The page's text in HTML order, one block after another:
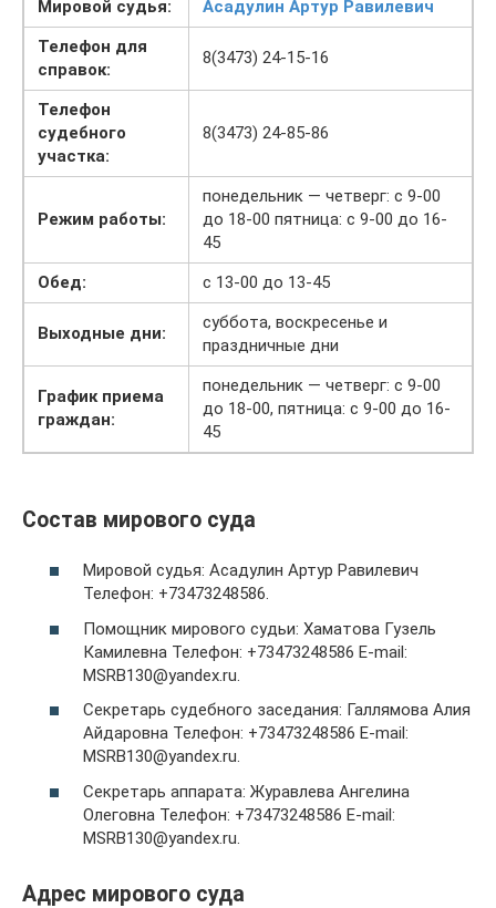
Мировой судья:
Асадулин Артур Равилевич
Телефон для
справок:
8(3473) 24-15-16
Телефон
судебного
участка:
8(3473) 24-85-86
Режим работы:
понедельник — четверг: с 9-00
до 18-00 пятница: с 9-00 до 16-
45
Обед:
с 13-00 до 13-45
Выходные дни:
суббота, воскресенье и
праздничные дни
График приема
граждан:
понедельник — четверг: с 9-00
до 18-00, пятница: с 9-00 до 16-
45
Состав мирового суда
Мировой судья: Асадулин Артур Равилевич
Телефон: +73473248586.
Помощник мирового судьи: Хаматова Гузель
Камилевна Телефон: +73473248586 E-mail:
MSRB130@yandex.ru.
Секретарь судебного заседания: Галлямова Алия
Айдаровна Телефон: +73473248586 E-mail:
MSRB130@yandex.ru.
Секретарь аппарата: Журавлева Ангелина
Олеговна Телефон: +73473248586 E-mail:
MSRB130@yandex.ru.
Адрес мирового суда